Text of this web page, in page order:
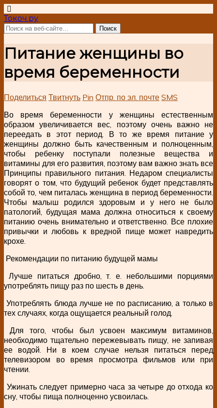
Токоч.ру
Питание женщины во
время беременности
Поделиться Твитнуть Pin Отпр. по эл. почте SMS
Во время беременности у женщины естественным
образом увеличивается вес, поэтому очень важно не
переедать в этот период. В то же время питание у
женщины должно быть качественным и полноценным,
чтобы ребенку поступали полезные вещества и
витамины для его развития, поэтому вам важно знать все
Принципы правильного питания. Недаром специалисты
говорят о том, что будущий ребенок будет представлять
собой то, чем питалась женщина в период беременности.
Чтобы малыш родился здоровым и у него не было
патологий, будущая мама должна относиться к своему
питанию очень внимательно и ответственно. Все плохие
привычки и любовь к вредной пище может навредить
крохе.
Рекомендации по питанию будущей мамы
Лучше питаться дробно, т. е. небольшими порциями
употреблять пищу раз по шесть в день.
Употреблять блюда лучше не по расписанию, а только в
тех случаях, когда ощущается реальный голод.
Для того, чтобы был усвоен максимум витаминов,
необходимо тщательно пережевывать пищу, не запивая
ее водой. Ни в коем случае нельзя питаться перед
телевизором во время просмотра фильмов или при
чтении.
Ужинать следует примерно часа за четыре до отхода ко
сну, чтобы пища полноценно усвоилась.